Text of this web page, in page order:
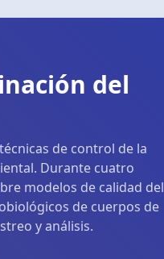
del
de control de la
Durante cuatro
modelos de calidad del
de cuerpos de
y análisis.